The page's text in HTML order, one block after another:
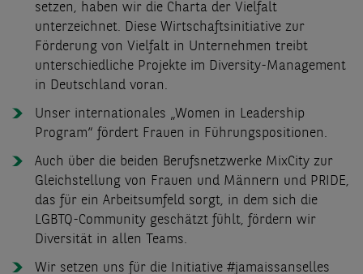
setzen, haben wir die Charta der Vielfalt
unterzeichnet. Diese Wirtschaftsinitiative zur
Förderung von Vielfalt in Unternehmen treibt
unterschiedliche Projekte im Diversity-Management
in Deutschland voran.
Unser internationales „Women in Leadership
Program“ fördert Frauen in Führungspositionen.
Auch über die beiden Berufsnetzwerke MixCity zur
Gleichstellung von Frauen und Männern und PRIDE,
das für ein Arbeitsumfeld sorgt, in dem sich die
LGBTQ-Community geschätzt fühlt, fördern wir
Diversität in allen Teams.
Wir setzen uns für die Initiative #jamaissanselles